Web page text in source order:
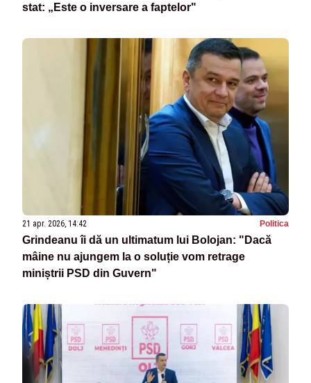
stat: „Este o inversare a faptelor"
21 apr. 2026, 14:42 Politica
Grindeanu îi dă un ultimatum lui Bolojan: "Dacă
mâine nu ajungem la o soluție vom retrage
miniștrii PSD din Guvern"